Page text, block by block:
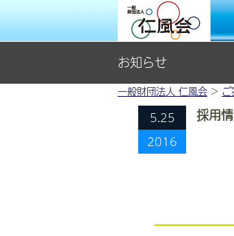
お知らせ
一般財団法人 仁風会 > ご
5.25
2016
採用